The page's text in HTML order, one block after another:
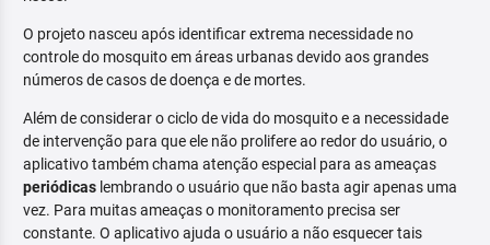
O projeto nasceu após identificar extrema necessidade no
controle do mosquito em áreas urbanas devido aos grandes
números de casos de doença e de mortes.
Além de considerar o ciclo de vida do mosquito e a necessidade
de intervenção para que ele não prolifere ao redor do usuário, o
aplicativo também chama atenção especial para as ameaças
periódicas lembrando o usuário que não basta agir apenas uma
vez. Para muitas ameaças o monitoramento precisa ser
constante. O aplicativo ajuda o usuário a não esquecer tais